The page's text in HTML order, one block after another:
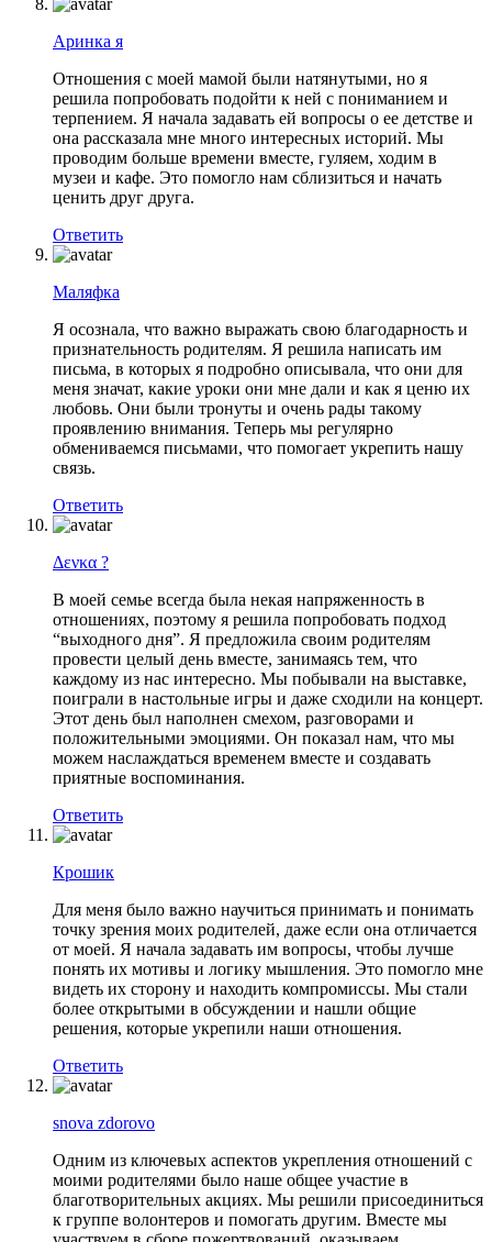
Аринка я
Отношения с моей мамой были натянутыми, но я
решила попробовать подойти к ней с пониманием и
терпением. Я начала задавать ей вопросы о ее детстве и
она рассказала мне много интересных историй. Мы
проводим больше времени вместе, гуляем, ходим в
музеи и кафе. Это помогло нам сблизиться и начать
ценить друг друга.
Ответить
Маляфка
Я осознала, что важно выражать свою благодарность и
признательность родителям. Я решила написать им
письма, в которых я подробно описывала, что они для
меня значат, какие уроки они мне дали и как я ценю их
любовь. Они были тронуты и очень рады такому
проявлению внимания. Теперь мы регулярно
обмениваемся письмами, что помогает укрепить нашу
связь.
Ответить
Δενκα ?
В моей семье всегда была некая напряженность в
отношениях, поэтому я решила попробовать подход
“выходного дня”. Я предложила своим родителям
провести целый день вместе, занимаясь тем, что
каждому из нас интересно. Мы побывали на выставке,
поиграли в настольные игры и даже сходили на концерт.
Этот день был наполнен смехом, разговорами и
положительными эмоциями. Он показал нам, что мы
можем наслаждаться временем вместе и создавать
приятные воспоминания.
Ответить
Крошик
Для меня было важно научиться принимать и понимать
точку зрения моих родителей, даже если она отличается
от моей. Я начала задавать им вопросы, чтобы лучше
понять их мотивы и логику мышления. Это помогло мне
видеть их сторону и находить компромиссы. Мы стали
более открытыми в обсуждении и нашли общие
решения, которые укрепили наши отношения.
Ответить
snova zdorovo
Одним из ключевых аспектов укрепления отношений с
моими родителями было наше общее участие в
благотворительных акциях. Мы решили присоединиться
к группе волонтеров и помогать другим. Вместе мы